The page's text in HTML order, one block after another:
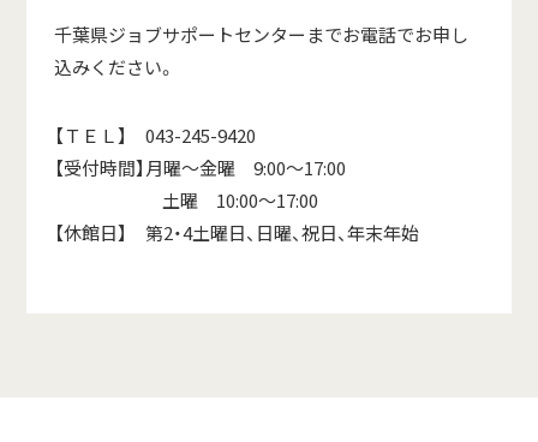
千葉県ジョブサポートセンターまでお電話でお申し
込みください。
【ＴＥＬ】 043-245-9420
【受付時間】月曜～金曜 9:00～17:00
土曜 10:00～17:00
【休館日】 第2・4土曜日、日曜、祝日、年末年始